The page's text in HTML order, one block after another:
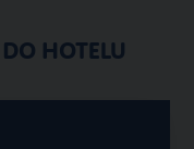
HOTELU